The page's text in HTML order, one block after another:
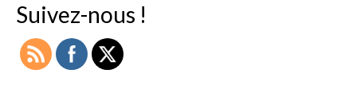
Suivez-nous !